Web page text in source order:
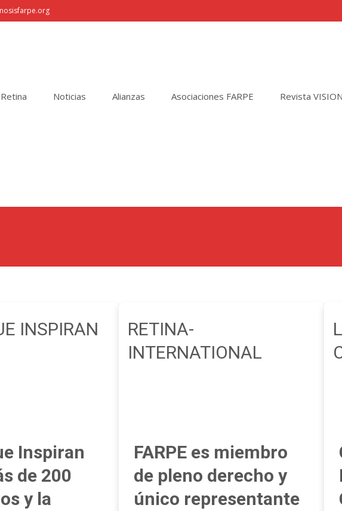
Noticias Alianzas Asociaciones FARPE Revista VISION
INSPIRAN
Inspiran
de 200
y la
RETINA-
INTERNATIONAL
FARPE es miembro
de pleno derecho y
único representante